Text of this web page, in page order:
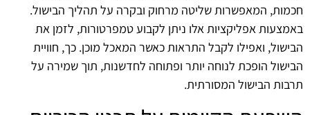
חכמות, המאפשרות שליטה מרחוק ובקרה על תהליך הבישול.
באמצעות אפליקציות אלו ניתן לקבוע טמפרטורות, לזמן את
הבישול, ואפילו לקבל התראות כאשר המאכל מוכן. כך, חוויית
הבישול הופכת לנוחה יותר ופתוחה לחדשנות, תוך שמירה על
תרבות הבישול המסורתית.